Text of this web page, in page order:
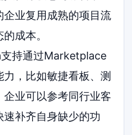
业复用成熟的项目流
成本。
持通过Marketplace
，比如敏捷看板、测
业可以参考同行业客
速补齐自身缺少的功